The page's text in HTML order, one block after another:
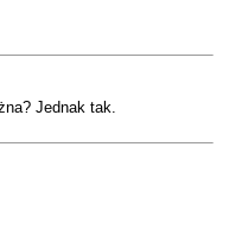
Jednak tak.